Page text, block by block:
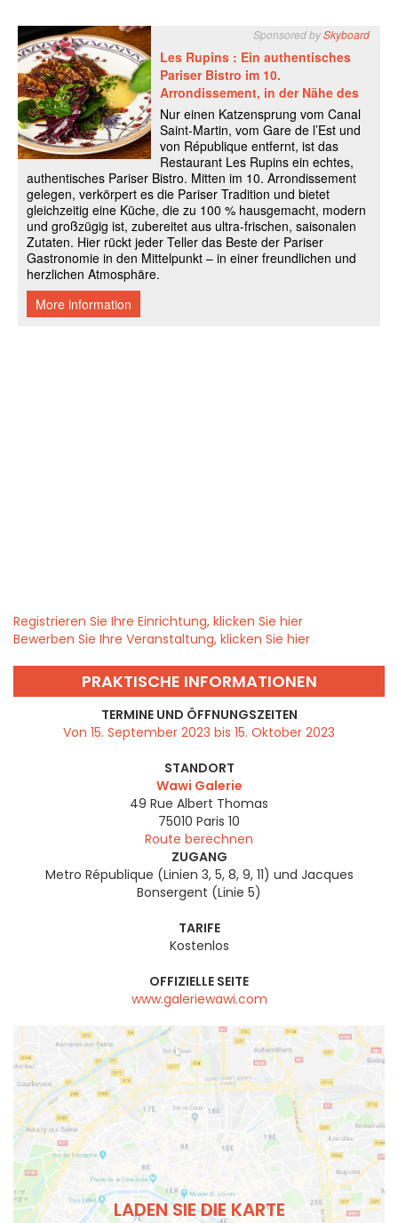
Registrieren Sie Ihre Einrichtung, klicken Sie hier
Bewerben Sie Ihre Veranstaltung, klicken Sie hier
PRAKTISCHE INFORMATIONEN
TERMINE UND ÖFFNUNGSZEITEN
Von 15. September 2023 bis 15. Oktober 2023
STANDORT
Wawi Galerie
49 Rue Albert Thomas
75010 Paris 10
Route berechnen
ZUGANG
Metro République (Linien 3, 5, 8, 9, 11) und Jacques
Bonsergent (Linie 5)
TARIFE
Kostenlos
OFFIZIELLE SEITE
www.galeriewawi.com
LADEN SIE DIE KARTE